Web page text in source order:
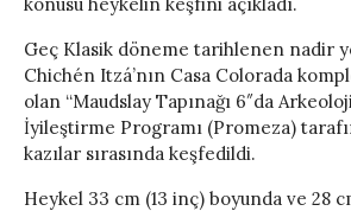
Geç Klasik döneme tarihlenen nadir
Chichén Itzá’nın Casa Colorada
olan “Maudslay Tapınağı 6″da
İyileştirme Programı (Promeza)
kazılar sırasında keşfedildi.
Heykel 33 cm (13 inç) boyunda ve 28